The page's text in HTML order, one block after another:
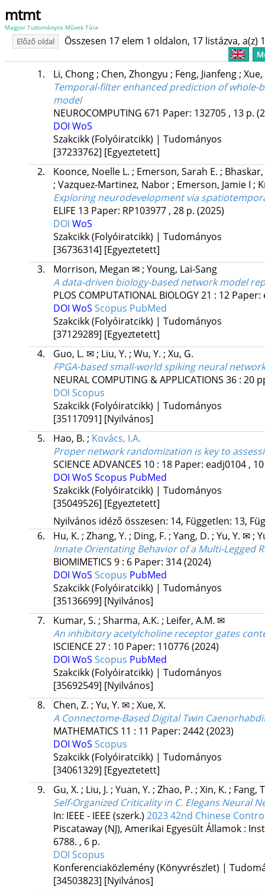
mtmt
Magyar Tudományos Művek Tára
Előző oldal Összesen 17 elem 1 oldalon, 17 listázva, a(z)
1. Li, Chong; Chen, Zhongyu ; Feng, Jianfeng;
Temporal-filter enhanced prediction of
model
NEUROCOMPUTING 671 Paper: 132705 , 13 p.
DOI WoS
Szakcikk (Folyóiratcikk) | Tudományos
[37233762] [Egyeztetett]
2.
Koonce, Noelle L. ; Emerson, Sarah E. ;
; Vazquez-Martinez, Nabor; Emerson, Jamie I ;
Exploring neurodevelopment via
ELIFE 13 Paper: RP103977 , 28 p. (2025)
DOI WoS
Szakcikk (Folyóiratcikk) | Tudományos
[36736314] [Egyeztetett]
3.
Morrison, Megan ✉; Young, Lai-Sang
A data-driven biology-based network model
PLOS COMPUTATIONAL BIOLOGY21 : 12 Paper:
DOI WoS Scopus PubMed
Szakcikk (Folyóiratcikk) | Tudományos
[37129289] [Egyeztetett]
4.
Guo, L. ✉; Liu, Y. ; Wu, Y. ; Xu, G.
FPGA-based small-world spiking neural
NEURAL COMPUTING & APPLICATIONS 36: 20
DOI Scopus
Szakcikk (Folyóiratcikk) | Tudományos
[35117091] [Nyilvános]
5.
Hao, B. ; Kovács, I.A.
Proper network randomization is key to
SCIENCE ADVANCES 10: 18 Paper: eadj0104 ,
DOI WoS Scopus PubMed
Szakcikk (Folyóiratcikk) | Tudományos
[35049526] [Egyeztetett]
Nyilvános idéző összesen: 14, Független: 13,
6.
Hu, K. ; Zhang, Y. ; Ding, F. ; Yang, D. ; Yu, Y. ✉;
Innate Orientating Behavior of a Multi-Legged
BIOMIMETICS 9: 6 Paper: 314(2024)
DOI WoS Scopus PubMed
Szakcikk (Folyóiratcikk) | Tudományos
[35136699] [Nyilvános]
7.
Kumar, S. ; Sharma, A.K. ; Leifer, A.M. ✉
An inhibitory acetylcholine receptor gates
ISCIENCE 27: 10 Paper: 110776(2024)
DOI WoS Scopus PubMed
Szakcikk (Folyóiratcikk) | Tudományos
[35692549] [Nyilvános]
8.
Chen, Z. ; Yu, Y. ✉; Xue, X.
A Connectome-Based Digital Twin
MATHEMATICS 11 : 11 Paper: 2442(2023)
DOI WoS Scopus
Szakcikk (Folyóiratcikk) | Tudományos
[34061329] [Egyeztetett]
9.
Gu, X. ; Liu, J. ; Yuan, Y. ; Zhao, P. ; Xin, K. ; Fang,
Self-Organized Criticality in C. Elegans Neural
In: IEEE - IEEE (szerk.) 2023 42nd Chinese
Piscataway (NJ), Amerikai Egyesült Államok :
6788. , 6 p.
DOI Scopus
Konferenciaközlemény (Könyvrészlet) |
[34503823] [Nyilvános]